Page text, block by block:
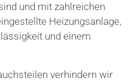
und mit zahlreichen
Heizungsanlage,
und einem
verhindern wir